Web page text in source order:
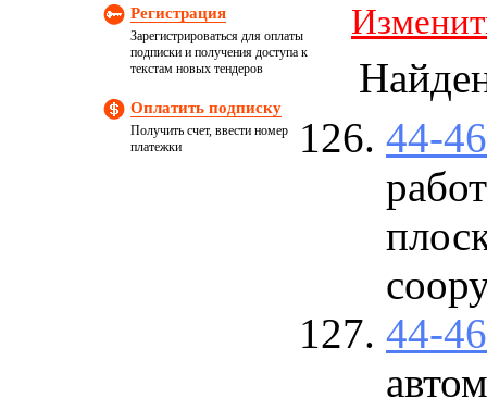
Регистрация
Зарегистрироваться для оплаты
подписки и получения доступа к
текстам новых тендеров
Оплатить подписку
Получить счет, ввести номер
платежки
44-
44-